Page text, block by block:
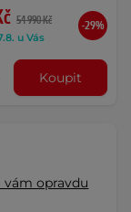
54 990 Kč
u Vás
-29%
Koupit
vám opravdu